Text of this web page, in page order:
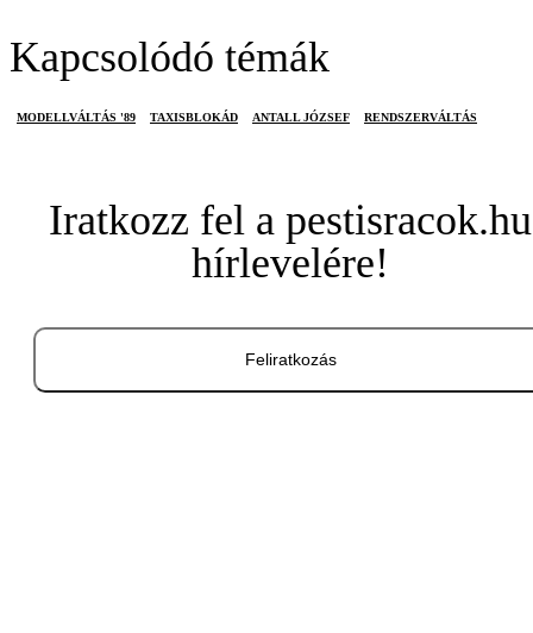
Kapcsolódó témák
MODELLVÁLTÁS '89 TAXISBLOKÁD ANTALL JÓZSEF RENDSZERVÁLTÁS
Iratkozz fel a pestisracok.hu
hírlevelére!
Feliratkozás